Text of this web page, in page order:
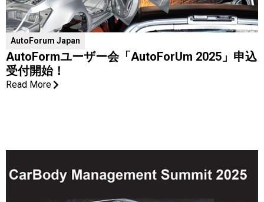
AutoForum Japan
AutoFormユーザー会「AutoForUm 2025」申込
受付開始！
Read More